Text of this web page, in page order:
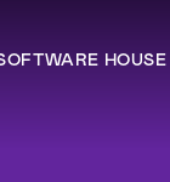
HOUSE